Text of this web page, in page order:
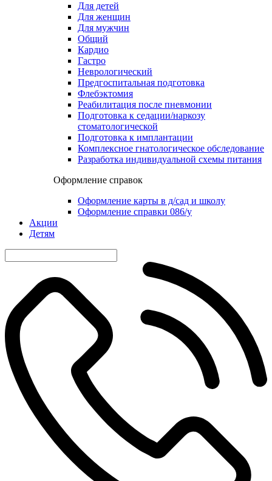
Для детей
Для женщин
Для мужчин
Общий
Кардио
Гастро
Неврологический
Предгоспитальная подготовка
Флебэктомия
Реабилитация после пневмонии
Подготовка к седации/наркозу
стоматологической
Подготовка к имплантации
Комплексное гнатологическое обследование
Разработка индивидуальной схемы питания
Оформление справок
Оформление карты в д/сад и школу
Оформление справки 086/у
Акции
Детям